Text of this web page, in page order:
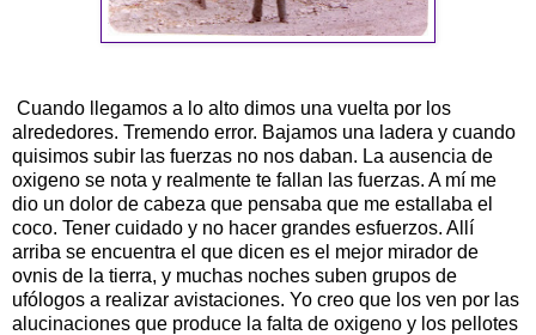
Cuando llegamos a lo alto dimos una vuelta por los
alrededores. Tremendo error. Bajamos una ladera y cuando
quisimos subir las fuerzas no nos daban. La ausencia de
oxigeno se nota y realmente te fallan las fuerzas. A mí me
dio un dolor de cabeza que pensaba que me estallaba el
coco. Tener cuidado y no hacer grandes esfuerzos. Allí
arriba se encuentra el que dicen es el mejor mirador de
ovnis de la tierra, y muchas noches suben grupos de
ufólogos a realizar avistaciones. Yo creo que los ven por las
alucinaciones que produce la falta de oxigeno y los pellotes